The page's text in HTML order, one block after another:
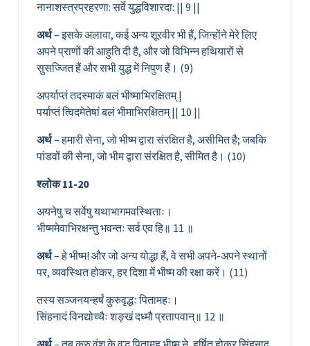
नानाशस्त्रप्रहरणा: सर्वे युद्धविशारदा: || 9 ||
अर्थ– इसके अलावा, कई अन्य शूरवीर भी हैं, जिन्होंने मेरे लिए
अपने प्राणों की आहुति दी है, और जो विभिन्न हथियारों से
सुसज्जित हैं और सभी युद्ध में निपुण हैं। (9)
अपर्याप्तं तदस्माकं बलं भीष्माभिरक्षितम् |
पर्याप्तं त्विदमेतेषां बलं भीमाभिरक्षितम् || 10 ||
अर्थ– हमारी सेना, जो भीष्म द्वारा संरक्षित है, असीमित है; जबकि
पांडवों की सेना, जो भीम द्वारा संरक्षित है, सीमित है। (10)
श्लोक 11-20
अयनेषु च सर्वेषु यथाभागमवस्थिताः।
भीष्ममेवाभिरक्षन्तु भवन्तः सर्व एव हि॥ 11 ॥
अर्थ– हे भीष्म! और जो अन्य योद्धा हैं, वे सभी अपने-अपने स्थानों
पर, व्यवस्थित होकर, हर दिशा में भीष्म की रक्षा करें। (11)
तस्य सञ्जनयन्हर्षं कुरुवृद्धः पितामहः।
सिंहनादं विनद्योच्चैः शङ्खं दध्मौ प्रतापवान्॥ 12 ॥